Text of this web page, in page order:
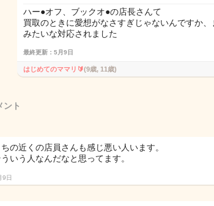
ハー●オフ、ブックオ●の店長さんて
買取のときに愛想がなさすぎじゃないんですか
みたいな対応されました
最終更新：5月9日
はじめてのママリ🔰(9歳, 11歳)
ント
ちの近くの店員さんも感じ悪い人います。
いう人なんだなと思ってます。
9日